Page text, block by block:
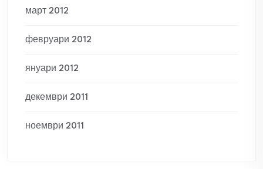
март 2012
февруари 2012
януари 2012
декември 2011
ноември 2011